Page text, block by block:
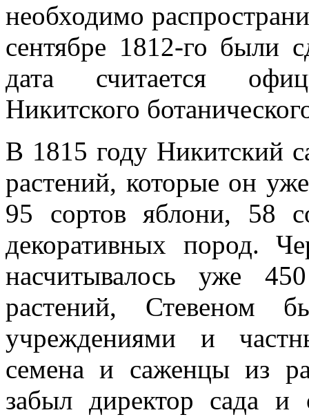
необходимо
сентябре 1812‑го были
дата считается
Никитского
В 1815 году Никитский
растений, которые он
95 сортов яблони, 58
декоративных пород.
насчитывалось уже
растений, Стевеном
учреждениями и
семена и саженцы из
забыл директор сада и